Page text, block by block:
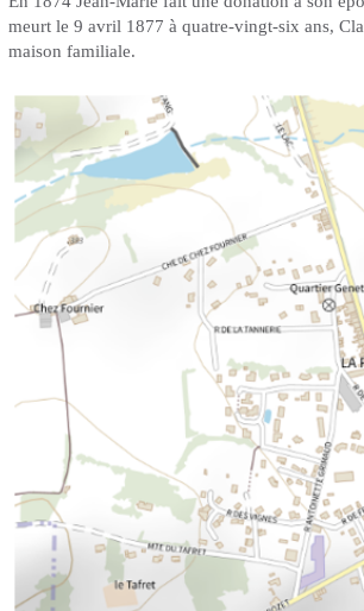
meurt le 9 avril 1877 à quatre-vingt-six ans,
maison familiale.